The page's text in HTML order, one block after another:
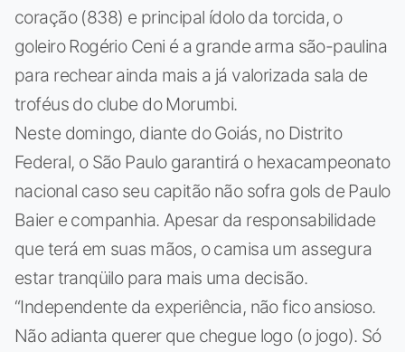
coração (838) e principal ídolo da torcida, o
goleiro Rogério Ceni é a grande arma são-paulina
para rechear ainda mais a já valorizada sala de
troféus do clube do Morumbi.
Neste domingo, diante do Goiás, no Distrito
Federal, o São Paulo garantirá o hexacampeonato
nacional caso seu capitão não sofra gols de Paulo
Baier e companhia. Apesar da responsabilidade
que terá em suas mãos, o camisa um assegura
estar tranqüilo para mais uma decisão.
“Independente da experiência, não fico ansioso.
Não adianta querer que chegue logo (o jogo). Só